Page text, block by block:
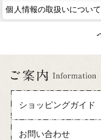
個人情報の取扱いについて
ショッピングガイド
お問い合わせ